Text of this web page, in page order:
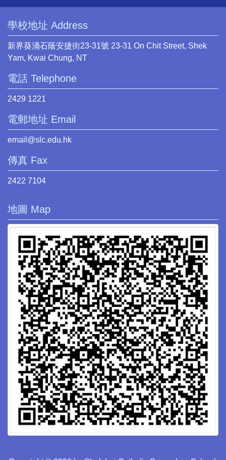
學校地址 Address
新界葵涌石蔭安捷街23-31號 23-31 On Chit Street, Shek
Yam, Kwai Chung, NT
電話 Telephone
2429 1221
電郵地址 Email
email@slc.edu.hk
傳真 Fax
2422 7104
地圖 Map